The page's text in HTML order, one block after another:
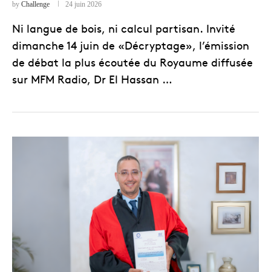
by Challenge 24 juin 2026
Ni langue de bois, ni calcul partisan. Invité
dimanche 14 juin de «Décryptage», l’émission
de débat la plus écoutée du Royaume diffusée
sur MFM Radio, Dr El Hassan …